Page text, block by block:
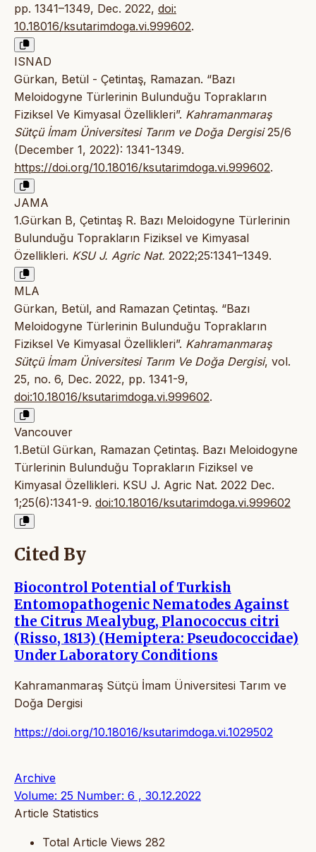
pp. 1341–1349, Dec. 2022, doi:
10.18016/ksutarimdoga.vi.999602.
ISNAD
Gürkan, Betül - Çetintaş, Ramazan. “Bazı
Meloidogyne Türlerinin Bulunduğu Toprakların
Fiziksel Ve Kimyasal Özellikleri”. Kahramanmaraş
Sütçü İmam Üniversitesi Tarım ve Doğa Dergisi25/6
(December 1, 2022): 1341-1349.
https://doi.org/10.18016/ksutarimdoga.vi.999602.
JAMA
1.Gürkan B, Çetintaş R. Bazı Meloidogyne Türlerinin
Bulunduğu Toprakların Fiziksel ve Kimyasal
Özellikleri. KSU J. Agric Nat. 2022;25:1341–1349.
MLA
Gürkan, Betül, and Ramazan Çetintaş. “Bazı
Meloidogyne Türlerinin Bulunduğu Toprakların
Fiziksel Ve Kimyasal Özellikleri”. Kahramanmaraş
Sütçü İmam Üniversitesi Tarım Ve Doğa Dergisi, vol.
25, no. 6, Dec. 2022, pp. 1341-9,
doi:10.18016/ksutarimdoga.vi.999602.
Vancouver
1.Betül Gürkan, Ramazan Çetintaş. Bazı Meloidogyne
Türlerinin Bulunduğu Toprakların Fiziksel ve
Kimyasal Özellikleri. KSU J. Agric Nat. 2022 Dec.
1;25(6):1341-9. doi:10.18016/ksutarimdoga.vi.999602
Cited By
Biocontrol Potential of Turkish
Entomopathogenic Nematodes Against
the Citrus Mealybug, Planococcus citri
(Risso, 1813) (Hemiptera: Pseudococcidae)
Under Laboratory Conditions
Kahramanmaraş Sütçü İmam Üniversitesi Tarım ve
Doğa Dergisi
https://doi.org/10.18016/ksutarimdoga.vi.1029502
Archive
Volume: 25 Number: 6 , 30.12.2022
Article Statistics
Total Article Views 282